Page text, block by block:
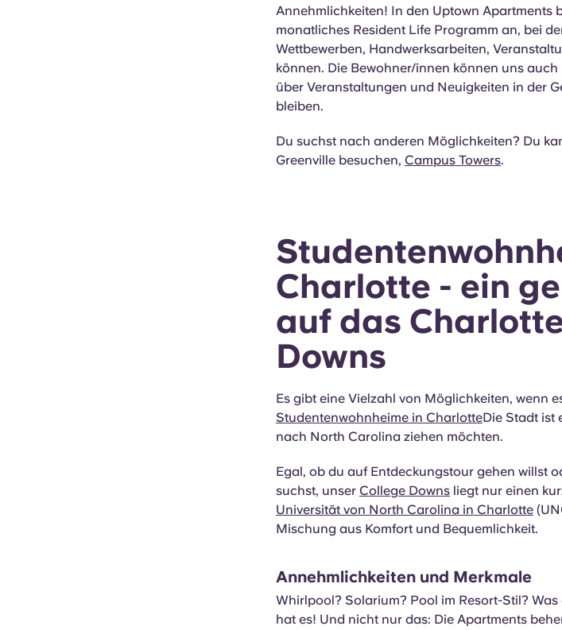
Annehmlichkeiten! In den Uptown Apartments
monatliches Resident Life Programm an, bei
Wettbewerben, Handwerksarbeiten,
können. Die Bewohner/innen können uns
über Veranstaltungen und Neuigkeiten in der
bleiben.
Du suchst nach anderen Möglichkeiten? Du
Greenville besuchen, Campus Towers.
Charlotte - ein
auf das
Downs
Es gibt eine Vielzahl von Möglichkeiten, wenn
Studentenwohnheime in CharlotteDie Stadt ist
nach North Carolina ziehen möchten.
Egal, ob du auf Entdeckungstour gehen willst
suchst, unser College Downs liegt nur einen
Universität von North Carolina in Charlotte
Mischung aus Komfort und Bequemlichkeit.
Annehmlichkeiten und Merkmale
Whirlpool? Solarium? Pool im Resort-Stil?
hat es! Und nicht nur das: Die Apartments